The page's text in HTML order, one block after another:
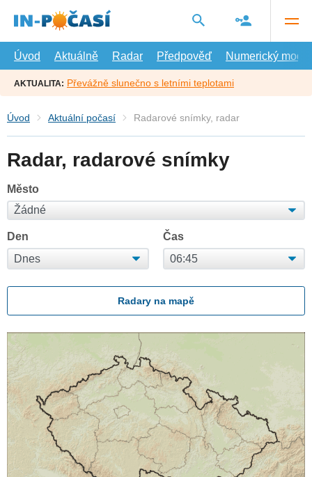
hlavní
Úvod
Aktuálně Radar Předpověď Numerický model
AKTUALITA: Převážně slunečno s letními teplotami
Úvod Aktuální počasí Radarové snímky, radar
Radar, radarové snímky
Město
Den Čas
Radary na mapě